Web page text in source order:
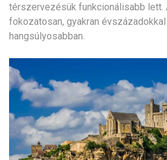
térszervezésük funkcionálisabb lett.
fokozatosan, gyakran
hangsúlyosabban.